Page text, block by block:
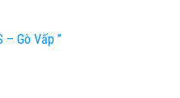
– Gò Vấp ”